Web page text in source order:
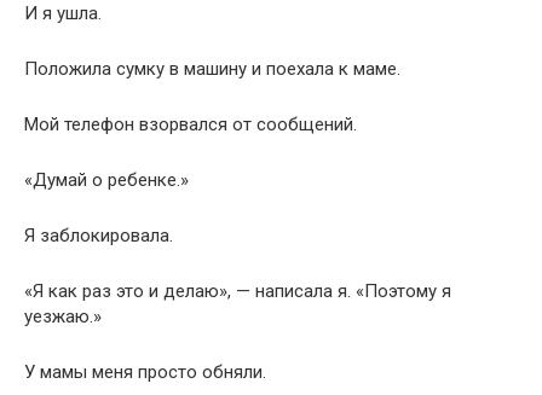
И я ушла.
Положила сумку в машину и поехала к маме.
Мой телефон взорвался от сообщений.
«Думай о ребенке.»
Я заблокировала.
«Я как раз это и делаю», — написала я. «Поэтому я
уезжаю.»
У мамы меня просто обняли.